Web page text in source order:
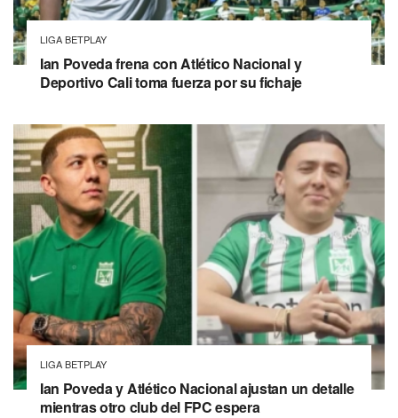
LIGA BETPLAY
Ian Poveda frena con Atlético Nacional y
Deportivo Cali toma fuerza por su fichaje
LIGA BETPLAY
Ian Poveda y Atlético Nacional ajustan un detalle
mientras otro club del FPC espera